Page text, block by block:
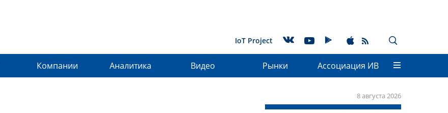
IoT Project
Компании Аналитика Видео Рынки Ассоциация ИВ
8 августа 2026